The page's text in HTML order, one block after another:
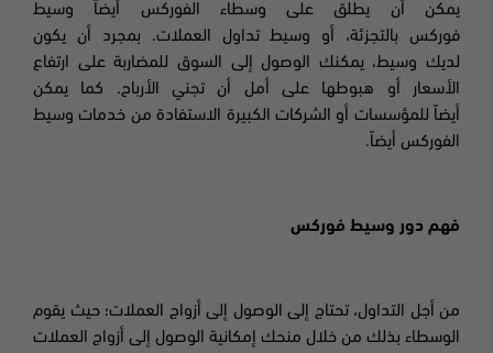
يمكن أن يطلق على وسطاء الفوركس أيضاً وسيط
فوركس بالتجزئة، أو وسيط تداول العملات. بمجرد أن يكون
لديك وسيط، يمكنك الوصول إلى السوق للمضاربة على ارتفاع
الأسعار أو هبوطها على أمل أن تجني الأرباح. كما يمكن
أيضاً للمؤسسات أو الشركات الكبيرة الاستفادة من خدمات وسيط
الفوركس أيضاً.
فهم دور وسيط فوركس
من أجل التداول، تحتاج إلى الوصول إلى أزواج العملات؛ حيث يقوم
الوسطاء بذلك من خلال منحك إمكانية الوصول إلى أزواج العملات